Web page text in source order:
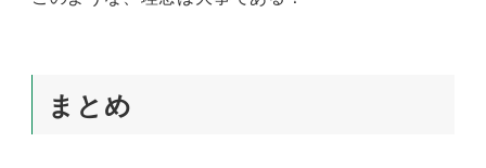
まとめ